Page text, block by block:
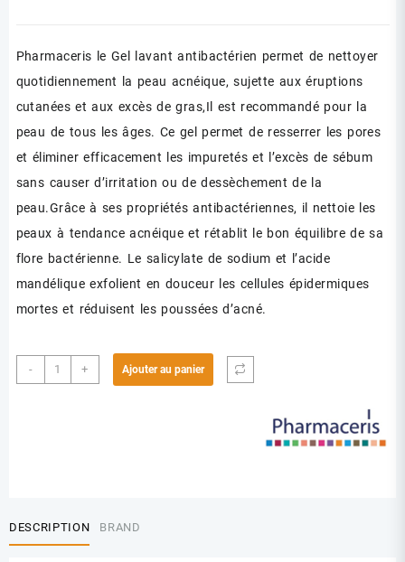
Pharmaceris le Gel lavant antibactérien permet de nettoyer
quotidiennement la peau acnéique, sujette aux éruptions
cutanées et aux excès de gras,Il est recommandé pour la
peau de tous les âges. Ce gel permet de resserrer les pores
et éliminer efficacement les impuretés et l’excès de sébum
sans causer d’irritation ou de dessèchement de la
peau.Grâce à ses propriétés antibactériennes, il nettoie les
peaux à tendance acnéique et rétablit le bon équilibre de sa
flore bactérienne. Le salicylate de sodium et l’acide
mandélique exfolient en douceur les cellules épidermiques
mortes et réduisent les poussées d’acné.
-
quantité
de
+ Ajouter au panier
DESCRIPTION BRAND